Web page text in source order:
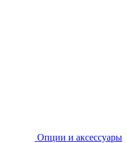
Опции и аксессуары